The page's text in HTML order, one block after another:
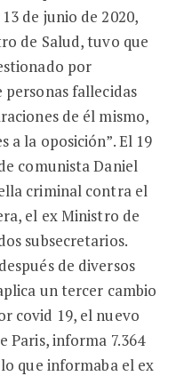
de junio de 2020,
de Salud, tuvo que
por
fallecidas
de él mismo,
a la oposición”. El 19
comunista Daniel
criminal contra el
el ex Ministro de
subsecretarios.
de diversos
un tercer cambio
covid 19, el nuevo
Paris, informa 7.364
que informaba el ex